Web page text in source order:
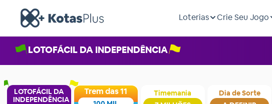
Loterias Crie Seu Jogo
LOTOFÁCIL DA INDEPENDÊNCIA
LOTOFÁCIL DA
INDEPENDÊNCIA
Trem das 11 Timemania Dia de Sorte